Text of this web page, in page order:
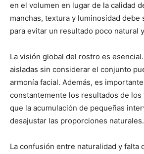
en el volumen en lugar de la calidad
manchas, textura y luminosidad debe
para evitar un resultado poco natural
La visión global del rostro es
aisladas sin considerar el conjunto
armonía facial. Además, es
constantemente los resultados de los
que la acumulación de pequeñas
desajustar las proporciones naturales.
La confusión entre naturalidad y falta